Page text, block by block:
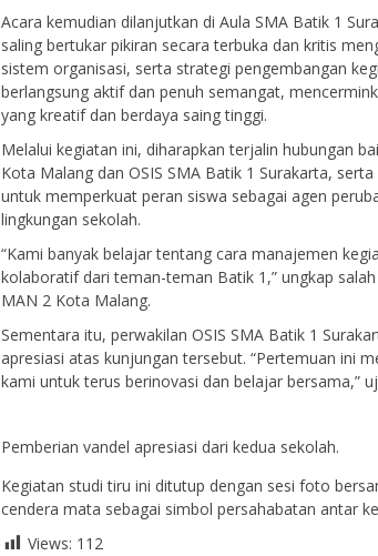
Acara kemudian dilanjutkan di Aula SMA Batik 1
saling bertukar pikiran secara terbuka dan kritis
sistem organisasi, serta strategi pengembangan
berlangsung aktif dan penuh semangat,
yang kreatif dan berdaya saing tinggi.
Melalui kegiatan ini, diharapkan terjalin hubungan
Kota Malang dan OSIS SMA Batik 1 Surakarta,
untuk memperkuat peran siswa sebagai agen
lingkungan sekolah.
“Kami banyak belajar tentang cara manajemen
kolaboratif dari teman-teman Batik 1,” ungkap
MAN 2 Kota Malang.
Sementara itu, perwakilan OSIS SMA Batik 1
apresiasi atas kunjungan tersebut. “Pertemuan ini
kami untuk terus berinovasi dan belajar bersama,”
Pemberian vandel apresiasi dari kedua sekolah.
Kegiatan studi tiru ini ditutup dengan sesi foto
cendera mata sebagai simbol persahabatan antar
Views: 112